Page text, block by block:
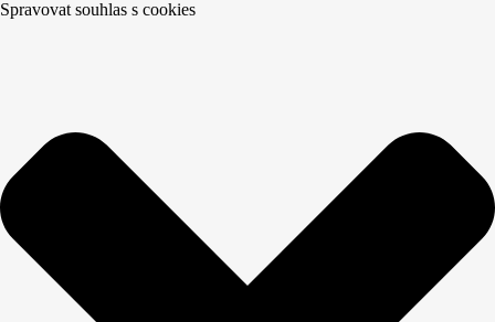
Spravovat souhlas s cookies